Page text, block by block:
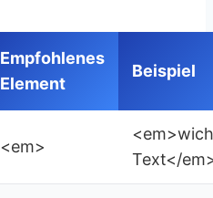
Empfohlenes
Element
Beispiel
<em>
Text</